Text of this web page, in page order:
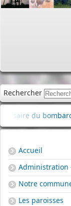
Rechercher
du
Accueil
Administration
Notre
Les paroisses